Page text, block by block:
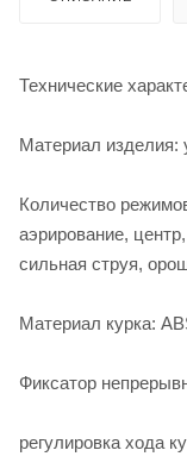
Технические
Материал изделия:
Количество
аэрирование,
сильная струя,
Материал курка:
Фиксатор
регулировка хода